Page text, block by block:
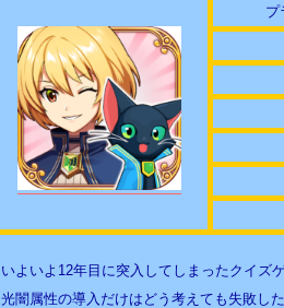
プ
いよいよ12年目に突入してしまったクイズ
光闇属性の導入だけはどう考えても失敗し